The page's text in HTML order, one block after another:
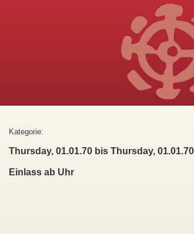
Kategorie:
Thursday, 01.01.70 bis Thursday,
Einlass ab Uhr